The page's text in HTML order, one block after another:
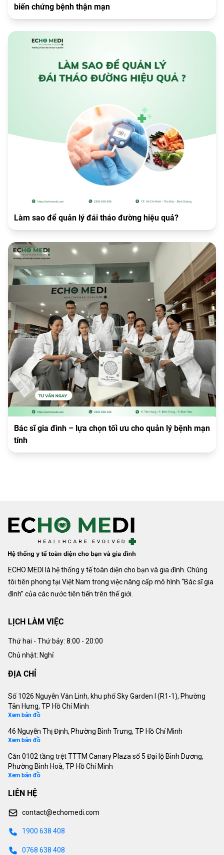
biến chứng bệnh thận mạn
Làm sao để quản lý đái tháo đường hiệu quả?
Bác sĩ gia đình – lựa chọn tối ưu cho quản lý bệnh mạn
tính
ECHO MEDI là hệ thống y tế toàn diện cho bạn và gia đình. Chúng
tôi tiên phong tại Việt Nam trong việc nâng cấp mô hình “Bác sĩ gia
đình” của các nước tiên tiến trên thế giới.
LỊCH LÀM VIỆC
Thứ hai - Thứ bảy: 8:00 - 20:00
Chủ nhật: Nghỉ
ĐỊA CHỈ
Số 1026 Nguyễn Văn Linh, khu phố Sky Garden I (R1-1), Phường
Tân Hưng, TP Hồ Chí Minh
Xem bản đồ
46 Nguyễn Thị Định, Phường Bình Trưng, TP Hồ Chí Minh
Xem bản đồ
Căn 0102 tầng trệt TTTM Canary Plaza số 5 Đại lộ Bình Dương,
Phường Bình Hoà, TP Hồ Chí Minh
Xem bản đồ
LIÊN HỆ
contact@echomedi.com
1900 638 408
0768 638 408